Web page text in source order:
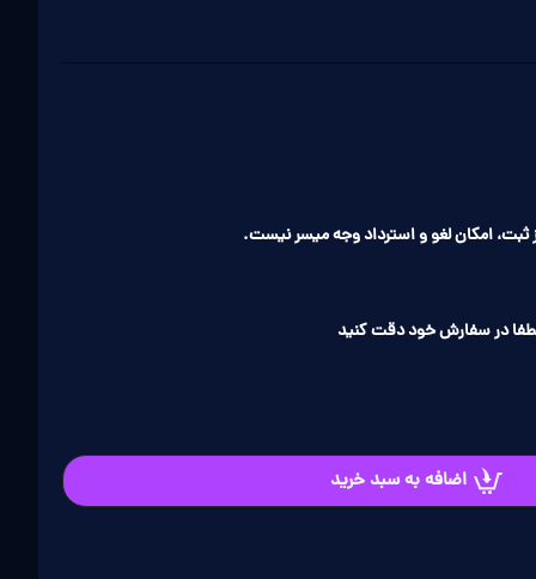
اضافه به سبد خرید
امکان لغو و استرداد وجه میسر نیست.
در سفارش خود دقت کنید